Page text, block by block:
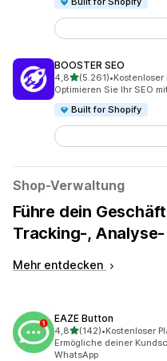
BOOSTER SEO
4,8von 5 Sternen
(5.261)
5261 Rezensionen
•Kostenloser
Optimieren Sie Ihr SEO
Built for Shopify
Shop-Verwaltung
Führe dein
Tracking-,
Mehr entdecken
EAZE Button
4,8von 5 Sternen
(142)
142 Rezensionen
•Kostenloser
Ermögliche deiner
WhatsApp